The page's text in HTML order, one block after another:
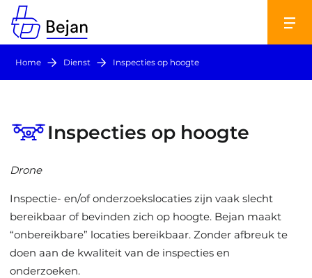
Home Dienst Inspecties op hoogte
Inspecties op hoogte
Drone
Inspectie- en/of onderzoekslocaties zijn vaak slecht
bereikbaar of bevinden zich op hoogte. Bejan maakt
“onbereikbare” locaties bereikbaar. Zonder afbreuk te
doen aan de kwaliteit van de inspecties en
onderzoeken.